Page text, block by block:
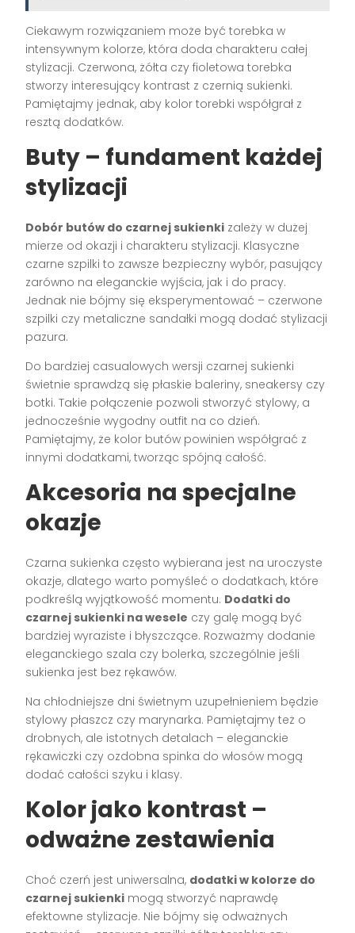
Ciekawym rozwiązaniem może być torebka w
intensywnym kolorze, która doda charakteru całej
stylizacji. Czerwona, żółta czy fioletowa torebka
stworzy interesujący kontrast z czernią sukienki.
Pamiętajmy jednak, aby kolor torebki współgrał z
resztą dodatków.
Buty – fundament każdej
stylizacji
Dobór butów do czarnej sukienki zależy w dużej
mierze od okazji i charakteru stylizacji. Klasyczne
czarne szpilki to zawsze bezpieczny wybór, pasujący
zarówno na eleganckie wyjścia, jak i do pracy.
Jednak nie bójmy się eksperymentować – czerwone
szpilki czy metaliczne sandałki mogą dodać stylizacji
pazura.
Do bardziej casualowych wersji czarnej sukienki
świetnie sprawdzą się płaskie baleriny, sneakersy czy
botki. Takie połączenie pozwoli stworzyć stylowy, a
jednocześnie wygodny outfit na co dzień.
Pamiętajmy, że kolor butów powinien współgrać z
innymi dodatkami, tworząc spójną całość.
Akcesoria na specjalne
okazje
Czarna sukienka często wybierana jest na uroczyste
okazje, dlatego warto pomyśleć o dodatkach, które
podkreślą wyjątkowość momentu. Dodatki do
czarnej sukienki na wesele czy galę mogą być
bardziej wyraziste i błyszczące. Rozważmy dodanie
eleganckiego szala czy bolerka, szczególnie jeśli
sukienka jest bez rękawów.
Na chłodniejsze dni świetnym uzupełnieniem będzie
stylowy płaszcz czy marynarka. Pamiętajmy też o
drobnych, ale istotnych detalach – eleganckie
rękawiczki czy ozdobna spinka do włosów mogą
dodać całości szyku i klasy.
Kolor jako kontrast –
odważne zestawienia
Choć czerń jest uniwersalna, dodatki w kolorze do
czarnej sukienki mogą stworzyć naprawdę
efektowne stylizacje. Nie bójmy się odważnych